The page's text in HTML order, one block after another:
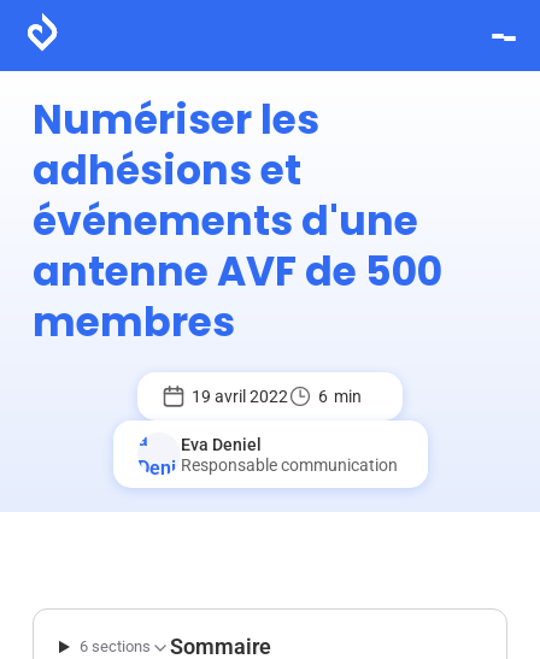
Numériser les
adhésions et
événements d'une
antenne AVF de 500
membres
19 avril 2022 6 min
Eva Deniel
Responsable communication
6 sections Sommaire